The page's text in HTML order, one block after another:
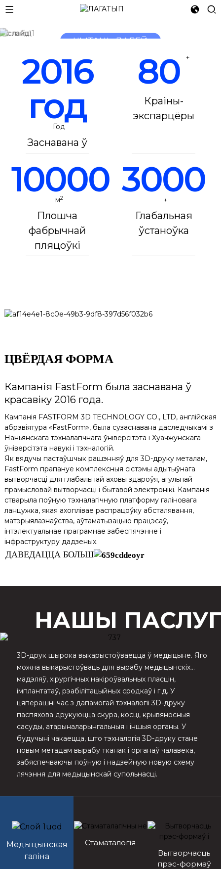
ЧЫТАЦЬ ДАЛЕЙ
ЧЫТАЦЬ ДАЛЕЙ
2016
год
Год
Заснавана ў
80 +
Краіны-
экспарцёры
10000
м2
Плошча
фабрычнай
пляцоўкі
3000
+
Глабальная
ўстаноўка
ЦВЁРДАЯ ФОРМА
Кампанія FastForm была заснавана ў
красавіку 2016 года.
Кампанія FASTFORM 3D TECHNOLOGY CO., LTD, англійская
абрэвіятура «FastForm», была сузаснавана даследчыкамі з
Наньянскага тэхналагічнага ўніверсітэта і Хуачжунскага
ўніверсітэта навукі і тэхналогій.
Як вядучы пастаўшчык рашэнняў для 3D-друку металам,
FastForm прапануе комплексныя сістэмы адытыўнага
вытворчасці для глабальнай аховы здароўя, агульнай
прамысловай вытворчасці і бытавой электронікі. Кампанія
стварыла поўную тэхналагічную платформу галіновага
ланцужка, якая ахоплівае распрацоўку абсталявання,
матэрыялазнаўства, аўтаматызацыю працэсаў,
інтэлектуальнае праграмнае забеспячэнне і
інфраструктуру дадзеных.
ДАВЕДАЦЦА БОЛЬШ
НАШЫ
3D-друк шырока выкарыстоўваецца ў медыцыне. Яго
можна выкарыстоўваць для вырабу медыцынскіх
мадэляў, хірургічных накіроўвальных пласцін,
імплантатаў, рэабілітацыйных сродкаў і г.д. У
цяперашні час з дапамогай тэхналогіі 3D-друку
паспяхова друкуюцца скура, косці, крывяносныя
сасуды, атарыналарынгальныя і іншыя органы. У
будучыні чакаецца, што тэхналогія 3D-друку стане
новым метадам вырабу тканак і органаў чалавека,
забяспечваючы поўную і надзейную новую схему
лячэння для медыцынскай супольнасці.
Медыцынская
галіна
Стаматалогія
Вытворчасць
прэс-формаў